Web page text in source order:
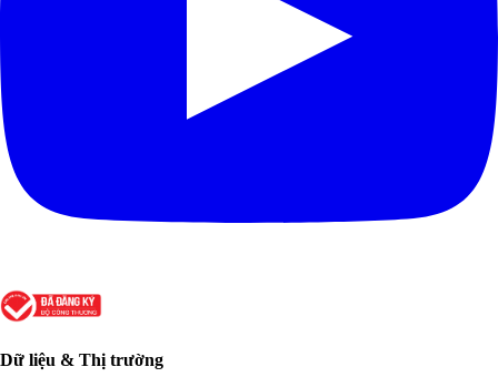
Dữ liệu & Thị trường